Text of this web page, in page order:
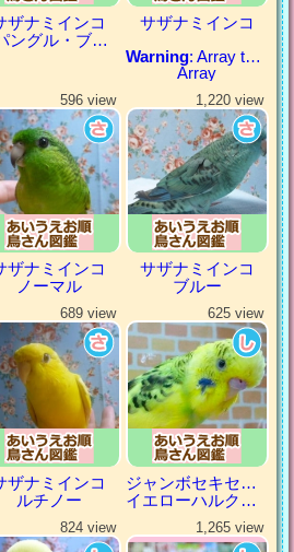
ザナミインコ
スパングル・ブルー
サザナミインコ
Warning: Array to string conversion in
Array
596 view
ザナミインコ
ノーマル
1,220 view
サザナミインコ
ブルー
689 view
ザナミインコ
ルチノー
625 view
ジャンボセキセイインコ
イエローハルクイン
824 view 1,265 view